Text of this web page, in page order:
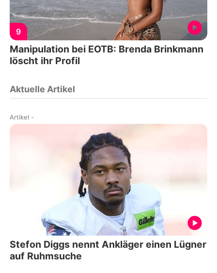
9
Manipulation bei EOTB: Brenda Brinkmann
löscht ihr Profil
Aktuelle Artikel
Artikel -
Stefon Diggs nennt Ankläger einen Lügner
auf Ruhmsuche